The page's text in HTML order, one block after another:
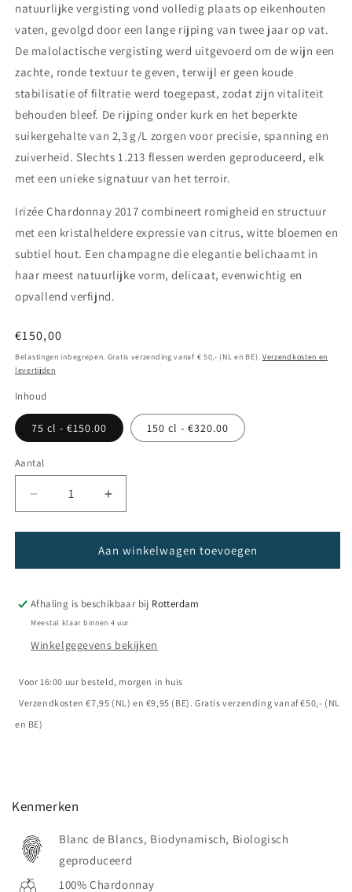
natuurlijke vergisting vond volledig plaats op eikenhouten
vaten, gevolgd door een lange rijping van twee jaar op vat.
De malolactische vergisting werd uitgevoerd om de wijn een
zachte, ronde textuur te geven, terwijl er geen koude
stabilisatie of filtratie werd toegepast, zodat zijn vitaliteit
behouden bleef. De rijping onder kurk en het beperkte
suikergehalte van 2,3 g/L zorgen voor precisie, spanning en
zuiverheid. Slechts 1.213 flessen werden geproduceerd, elk
met een unieke signatuur van het terroir.
Irizée Chardonnay 2017 combineert romigheid en structuur
met een kristalheldere expressie van citrus, witte bloemen en
subtiel hout. Een champagne die elegantie belichaamt in
haar meest natuurlijke vorm, delicaat, evenwichtig en
opvallend verfijnd.
Normale
prijs
€150,00
Belastingen inbegrepen. Gratis verzending vanaf € 50,- (NL en BE). Verzendkosten en
levertijden
Inhoud
75 cl - €150.00 150 cl - €320.00
Aantal
Aantal
verlagen
voor
Champagne
Régis
-
Irizée
2017
Aantal
verhogen
voor
Champagne
Régis
-
Irizée
2017
Aan winkelwagen toevoegen
Afhaling is beschikbaar bij Rotterdam
Meestal klaar binnen 4 uur
Winkelgegevens bekijken
Voor 16:00 uur besteld, morgen in huis
Verzendkosten €7,95 (NL) en €9,95 (BE). Gratis verzending vanaf €50,- (NL
en BE)
Kenmerken
Blanc de Blancs, Biodynamisch, Biologisch
geproduceerd
100% Chardonnay